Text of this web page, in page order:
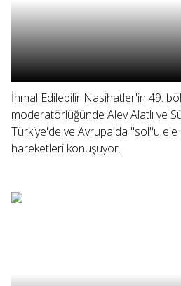
İhmal Edilebilir Nasihatler'in 49.
moderatörlüğünde Alev Alatlı ve
Türkiye'de ve Avrupa'da "sol"u ele
hareketleri konuşuyor.